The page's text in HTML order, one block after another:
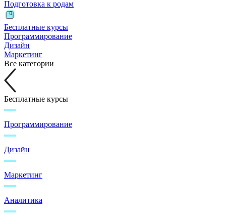
Подготовка к родам
Бесплатные курсы
Программирование
Дизайн
Маркетинг
Все категории
Бесплатные курсы
Программирование
Дизайн
Маркетинг
Аналитика